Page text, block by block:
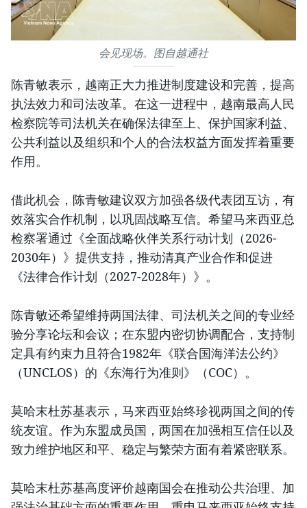
会见现场。图自越通社
陈青敏表示，越南正大力推进制度建设和完善，提高
执法效力和司法改革。在这一进程中，越南最高人民
检察院等司法机关在确保法律至上、保护国家利益、
公共利益以及组织和个人的合法权益方面发挥着重要
作用。
借此机会，陈青敏建议双方加强各级代表团互访，有
效落实合作机制，以巩固战略互信。希望马来西亚总
检察署通过《全面战略伙伴关系行动计划（2026-
2030年）》提供支持，推动清真产业合作和促进
《法律合作计划（2027-2028年）》。
陈青敏还希望维持两国法律、司法机关之间的专业经
验分享论坛和会议；在东盟内密切协调配合，支持制
定具有约束力且符合1982年《联合国海洋法公约》
（UNCLOS）的《东海行为准则》（COC）。
莫哈末杜苏基表示，马来西亚始终珍视两国之间的传
统友谊。作为东盟成员国，两国在加强相互信任以及
致力维护地区和平、稳定与繁荣方面有着紧密联系。
莫哈末杜苏基高度评价越南国会在推动公共治理、加